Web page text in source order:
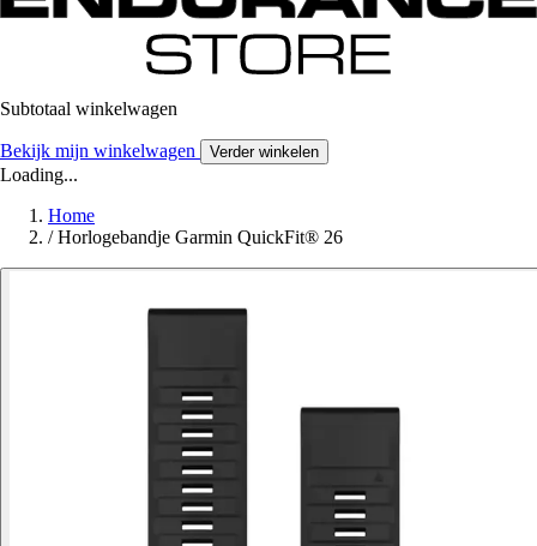
Subtotaal winkelwagen
Bekijk mijn winkelwagen Verder winkelen
Loading...
Home
/ Horlogebandje Garmin QuickFit® 26